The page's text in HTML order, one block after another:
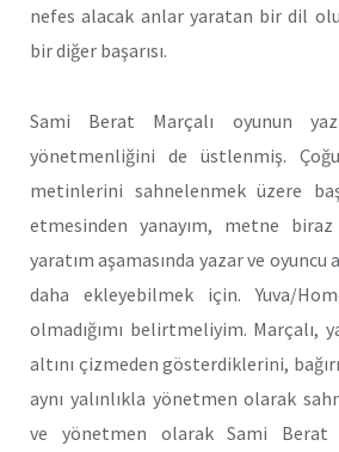
nefes alacak anlar yaratan bir dil
bir diğer başarısı.
Sami Berat Marçalı oyunun
yönetmenliğini de üstlenmiş.
metinlerini sahnelenmek üzere
etmesinden yanayım, metne
yaratım aşamasında yazar ve oyuncu
daha ekleyebilmek için. Yuva/
olmadığımı belirtmeliyim. Marçalı,
altını çizmeden gösterdiklerini,
aynı yalınlıkla yönetmen olarak
ve yönetmen olarak Sami Berat